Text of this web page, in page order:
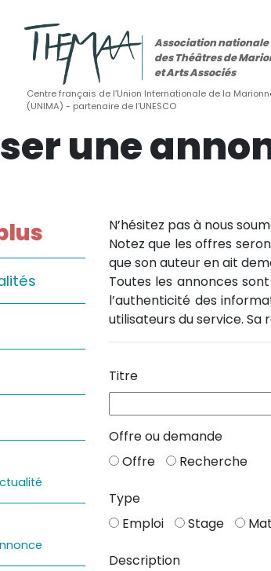
de travail, partenaires)
Association nationale
des Théâtres de
et Arts Associés
Centre français de l’Union Internationale de la
(UNIMA) - partenaire de l’UNESCO
une
N’hésitez pas à nous
Notez que les offres
que son auteur en ait
Toutes les annonces
l’authenticité des
utilisateurs du service.
Titre
Offre ou demande
Offre
Recherche
Type
Emploi
Stage
Description